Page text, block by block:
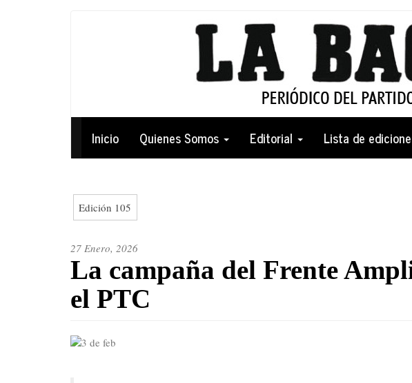
Navegación
principal
Inicio Quienes Somos Editorial Lista de
Edición 105
27 Enero, 2026
La campaña del Frente
el PTC